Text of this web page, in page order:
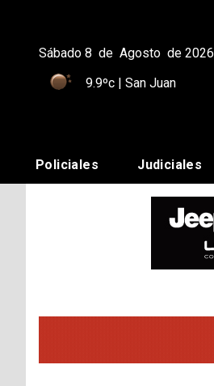
Sábado 8 de Agosto de 2026
9.9ºc | San Juan
Policiales Judiciales